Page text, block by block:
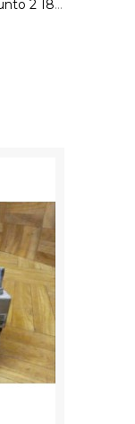
ABS Hydraulikblock ESP Fiat Punto 2 188 Bosch 0265950303